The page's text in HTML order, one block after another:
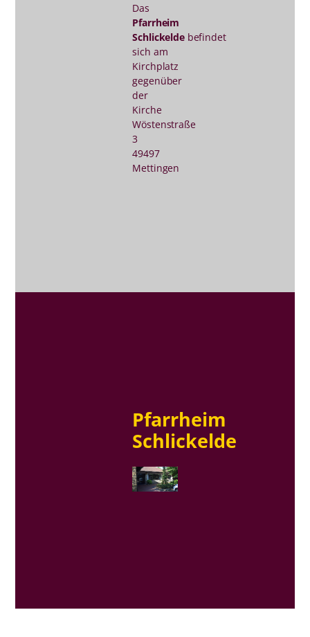
Das
Pfarrheim
Schlickeldebefindet
sich am
Kirchplatz
gegenüber
der
Kirche
Wöstenstraße
3
49497
Mettingen
Pfarrheim
Schlickelde